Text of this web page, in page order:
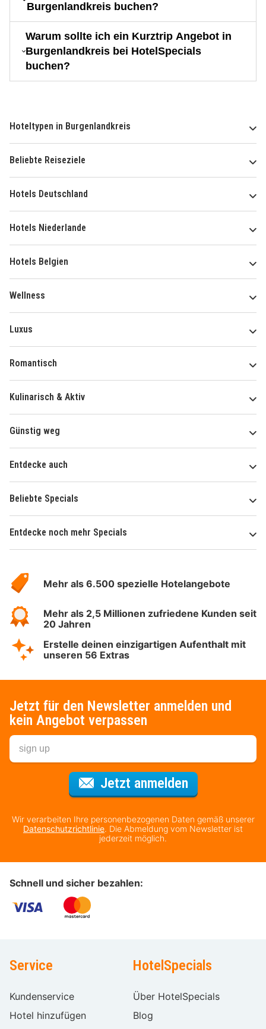
Burgenlandkreis buchen?
Warum sollte ich ein Kurztrip Angebot in
Burgenlandkreis bei HotelSpecials
buchen?
Hoteltypen in Burgenlandkreis
Beliebte Reiseziele
Hotels Deutschland
Hotels Niederlande
Hotels Belgien
Wellness
Luxus
Romantisch
Kulinarisch & Aktiv
Günstig weg
Entdecke auch
Beliebte Specials
Entdecke noch mehr Specials
Hotelspecials
Mehr als 6.500 spezielle Hotelangebote
Mehr als 2,5 Millionen zufriedene Kunden seit
20 Jahren
Erstelle deinen einzigartigen Aufenthalt mit
unseren 56 Extras
Jetzt für den Newsletter anmelden und
kein Angebot verpassen
Jetzt anmeldenFür den
Wir verarbeiten Ihre personenbezogenen Daten gemäß unserer
Datenschutzrichtlinie. Die Abmeldung vom Newsletter ist
jederzeit möglich.
Schnell und sicher bezahlen:
Service
Kundenservice
Hotel hinzufügen
HotelSpecials
Über HotelSpecials
Blog